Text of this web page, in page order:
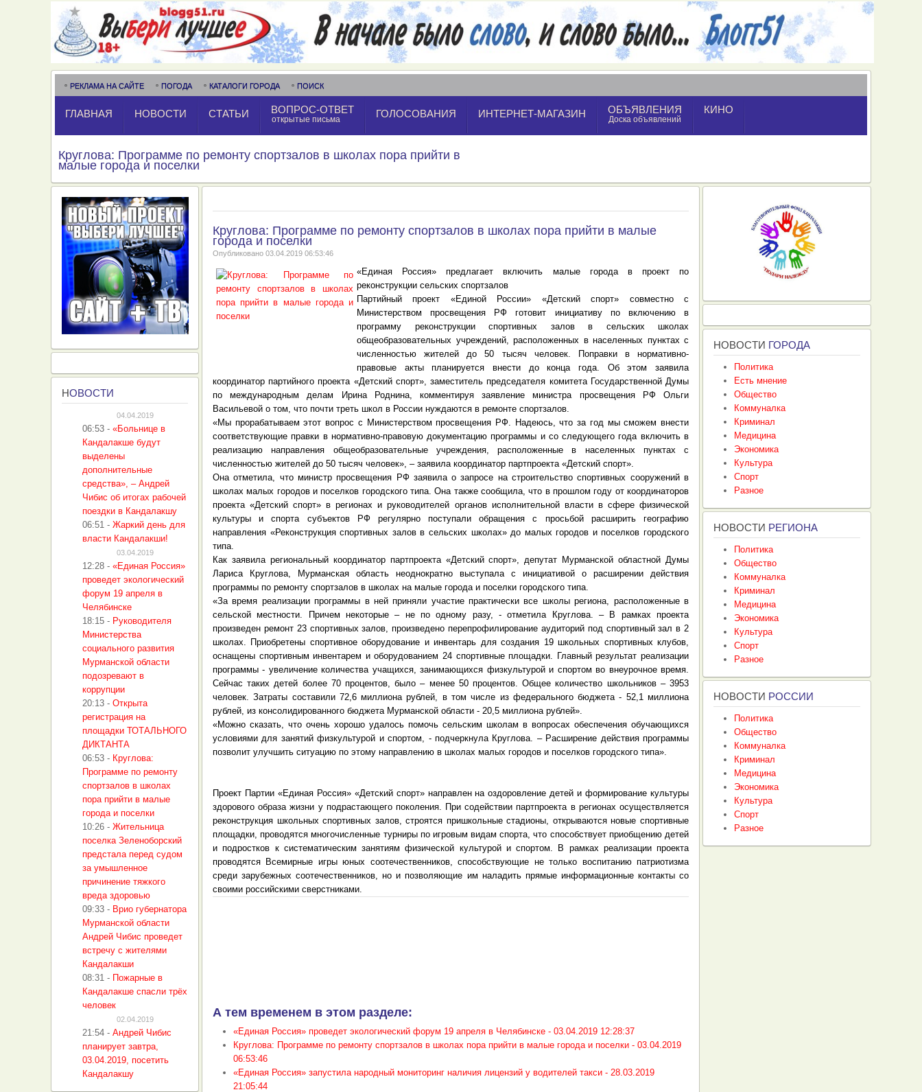
РЕКЛАМА НА САЙТЕ ПОГОДА КАТАЛОГИ ГОРОДА ПОИСК
ГЛАВНАЯ НОВОСТИ СТАТЬИ ВОПРОС-ОТВЕТ
открытые письма ГОЛОСОВАНИЯ ИНТЕРНЕТ-МАГАЗИН ОБЪЯВЛЕНИЯ
Доска объявлений
КИНО
Круглова: Программе по ремонту спортзалов в школах пора прийти в
малые города и поселки
Круглова: Программе по ремонту спортзалов в школах пора прийти в малые
города и поселки
Опубликовано 03.04.2019 06:53:46
«Единая Россия» предлагает включить малые города в проект по
реконструкции сельских спортзалов
Партийный проект «Единой России» «Детский спорт» совместно с
Министерством просвещения РФ готовит инициативу по включению в
программу реконструкции спортивных залов в сельских школах
общеобразовательных учреждений, расположенных в населенных пунктах с
численностью жителей до 50 тысяч человек. Поправки в нормативно-
правовые акты планируется внести до конца года. Об этом заявила
координатор партийного проекта «Детский спорт», заместитель председателя комитета Государственной Думы
по международным делам Ирина Роднина, комментируя заявление министра просвещения РФ Ольги
Васильевой о том, что почти треть школ в России нуждаются в ремонте спортзалов.
«Мы прорабатываем этот вопрос с Министерством просвещения РФ. Надеюсь, что за год мы сможем внести
соответствующие правки в нормативно-правовую документацию программы и со следующего года включить в
реализацию направления общеобразовательные учреждения, расположенные в населенных пунктах с
численностью жителей до 50 тысяч человек», – заявила координатор партпроекта «Детский спорт».
Она отметила, что министр просвещения РФ заявила о запросе на строительство спортивных сооружений в
школах малых городов и поселков городского типа. Она также сообщила, что в прошлом году от координаторов
проекта «Детский спорт» в регионах и руководителей органов исполнительной власти в сфере физической
культуры и спорта субъектов РФ регулярно поступали обращения с просьбой расширить географию
направления «Реконструкция спортивных залов в сельских школах» до малых городов и поселков городского
типа.
Как заявила региональный координатор партпроекта «Детский спорт», депутат Мурманской областной Думы
Лариса Круглова, Мурманская область неоднократно выступала с инициативой о расширении действия
программы по ремонту спортзалов в школах на малые города и поселки городского типа.
«За время реализации программы в ней приняли участие практически все школы региона, расположенные в
сельской местности. Причем некоторые – не по одному разу, - отметила Круглова. – В рамках проекта
произведен ремонт 23 спортивных залов, произведено перепрофилирование аудиторий под спортивный зал в 2
школах. Приобретены спортивное оборудование и инвентарь для создания 19 школьных спортивных клубов,
оснащены спортивным инвентарем и оборудованием 24 спортивные площадки. Главный результат реализации
программы - увеличение количества учащихся, занимающихся физкультурой и спортом во внеурочное время.
Сейчас таких детей более 70 процентов, было – менее 50 процентов. Общее количество школьников – 3953
человек. Затраты составили 72,6 миллиона рублей, в том числе из федерального бюджета - 52,1 миллиона
рублей, из консолидированного бюджета Мурманской области - 20,5 миллиона рублей».
«Можно сказать, что очень хорошо удалось помочь сельским школам в вопросах обеспечения обучающихся
условиями для занятий физкультурой и спортом, - подчеркнула Круглова. – Расширение действия программы
позволит улучшить ситуацию по этому направлению в школах малых городов и поселков городского типа».
Проект Партии «Единая Россия» «Детский спорт» направлен на оздоровление детей и формирование культуры
здорового образа жизни у подрастающего поколения. При содействии партпроекта в регионах осуществляется
реконструкция школьных спортивных залов, строятся пришкольные стадионы, открываются новые спортивные
площадки, проводятся многочисленные турниры по игровым видам спорта, что способствует приобщению детей
и подростков к систематическим занятиям физической культурой и спортом. В рамках реализации проекта
проводятся Всемирные игры юных соотечественников, способствующие не только воспитанию патриотизма
среди зарубежных соотечественников, но и позволяющие им наладить прямые информационные контакты со
своими российскими сверстниками.
А тем временем в этом разделе:
«Единая Россия» проведет экологический форум 19 апреля в Челябинске - 03.04.2019 12:28:37
Круглова: Программе по ремонту спортзалов в школах пора прийти в малые города и поселки - 03.04.2019
06:53:46
«Единая Россия» запустила народный мониторинг наличия лицензий у водителей такси - 28.03.2019
21:05:44
НОВОСТИ
04.04.2019
06:53 - «Больнице в
Кандалакше будут
выделены
дополнительные
средства», – Андрей
Чибис об итогах рабочей
поездки в Кандалакшу
06:51 - Жаркий день для
власти Кандалакши!
03.04.2019
12:28 - «Единая Россия»
проведет экологический
форум 19 апреля в
Челябинске
18:15 - Руководителя
Министерства
социального развития
Мурманской области
подозревают в
коррупции
20:13 - Открыта
регистрация на
площадки ТОТАЛЬНОГО
ДИКТАНТА
06:53 - Круглова:
Программе по ремонту
спортзалов в школах
пора прийти в малые
города и поселки
10:26 - Жительница
поселка Зеленоборский
предстала перед судом
за умышленное
причинение тяжкого
вреда здоровью
09:33 - Врио губернатора
Мурманской области
Андрей Чибис проведет
встречу с жителями
Кандалакши
08:31 - Пожарные в
Кандалакше спасли трёх
человек
02.04.2019
21:54 - Андрей Чибис
планирует завтра,
03.04.2019, посетить
Кандалакшу
НОВОСТИ ГОРОДА
Политика
Есть мнение
Общество
Коммуналка
Криминал
Медицина
Экономика
Культура
Спорт
Разное
НОВОСТИ РЕГИОНА
Политика
Общество
Коммуналка
Криминал
Медицина
Экономика
Культура
Спорт
Разное
НОВОСТИ РОССИИ
Политика
Общество
Коммуналка
Криминал
Медицина
Экономика
Культура
Спорт
Разное